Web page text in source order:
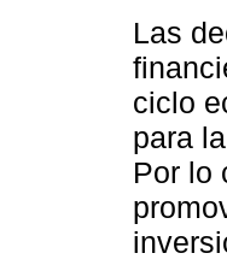
Las
ciclo
para
Por lo